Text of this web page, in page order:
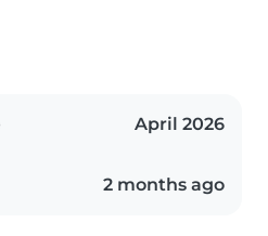
April 2026
2 months ago